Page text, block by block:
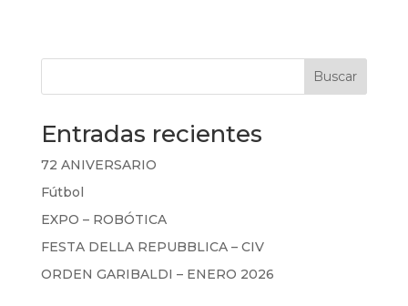
Buscar
Entradas recientes
72 ANIVERSARIO
Fútbol
EXPO – ROBÓTICA
FESTA DELLA REPUBBLICA – CIV
ORDEN GARIBALDI – ENERO 2026